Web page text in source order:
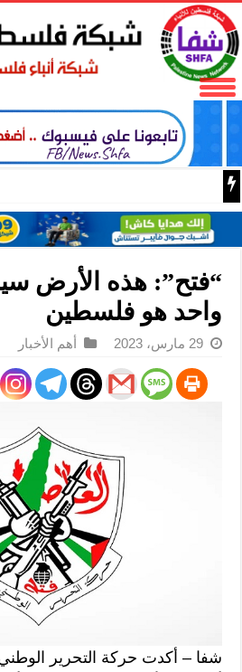
“فتح”: هذه الأرض
واحد هو فلسطين
29 مارس، 2023 أهم الأخبار
شفا – أكدت حركة التحرير